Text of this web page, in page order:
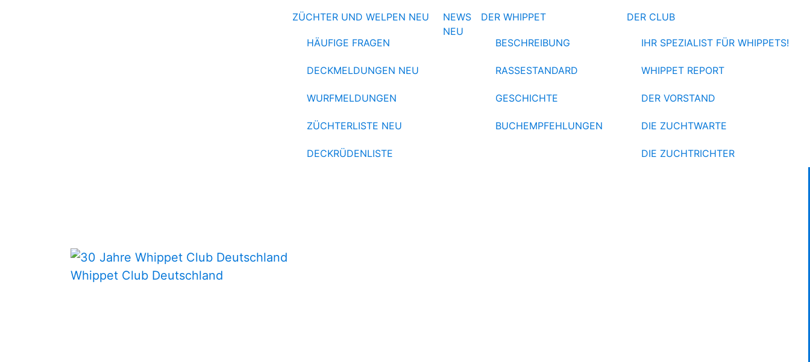
Whippet Club Deutschland
ZÜCHTER UND WELPEN NEU
HÄUFIGE FRAGEN
DECKMELDUNGEN NEU
WURFMELDUNGEN
ZÜCHTERLISTE NEU
DECKRÜDENLISTE
NEWS
NEU
DER WHIPPET
BESCHREIBUNG
RASSESTANDARD
GESCHICHTE
BUCHEMPFEHLUNGEN
DER CLUB
IHR SPEZIALIST FÜR WHIPPETS!
WHIPPET REPORT
DER VORSTAND
DIE ZUCHTWARTE
DIE ZUCHTRICHTER